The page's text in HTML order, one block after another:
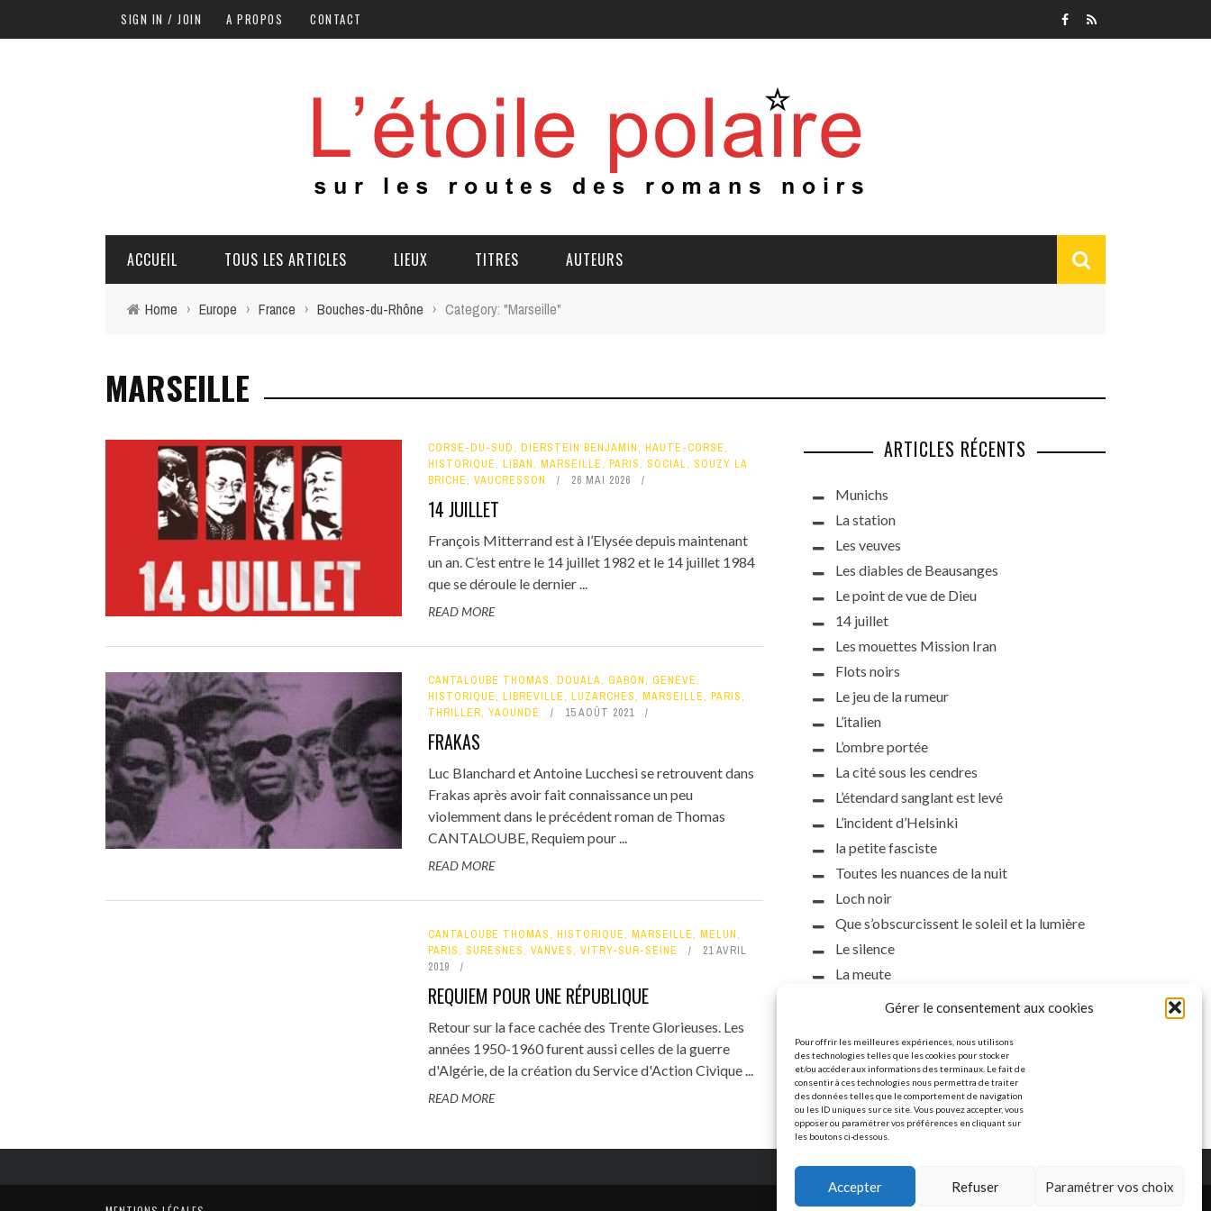
Gérer le consentement aux cookies
Pour offrir les meilleures expériences, nous utilisons
des technologies telles que les cookies pour stocker
et/ou accéder aux informations des terminaux. Le fait de
consentir à ces technologies nous permettra de traiter
des données telles que le comportement de navigation
ou les ID uniques sur ce site. Vous pouvez accepter, vous
opposer ou paramétrer vos préférences en cliquant sur
les boutons ci-dessous.
Accepter Refuser Paramétrer vos choix
SIGN IN / JOIN A PROPOS CONTACT
ACCUEIL TOUS LES ARTICLES LIEUX TITRES AUTEURS
Home › Europe › France › Bouches-du-Rhône › Category: "Marseille"
MARSEILLE
CORSE-DU-SUD, DIERSTEIN BENJAMIN, HAUTE-CORSE,
HISTORIQUE, LIBAN, MARSEILLE, PARIS, SOCIAL, SOUZY LA
BRICHE, VAUCRESSON 26 MAI 2026
14 JUILLET
François Mitterrand est à l’Elysée depuis maintenant
un an. C’est entre le 14 juillet 1982 et le 14 juillet 1984
que se déroule le dernier ...
READ MORE
CANTALOUBE THOMAS, DOUALA, GABON, GENÈVE,
HISTORIQUE, LIBREVILLE, LUZARCHES, MARSEILLE, PARIS,
THRILLER, YAOUNDÉ 15 AOÛT 2021
FRAKAS
Luc Blanchard et Antoine Lucchesi se retrouvent dans
Frakas après avoir fait connaissance un peu
violemment dans le précédent roman de Thomas
CANTALOUBE, Requiem pour ...
READ MORE
CANTALOUBE THOMAS, HISTORIQUE, MARSEILLE, MELUN,
PARIS, SURESNES, VANVES, VITRY-SUR-SEINE
21 AVRIL
2019
REQUIEM POUR UNE RÉPUBLIQUE
Retour sur la face cachée des Trente Glorieuses. Les
années 1950-1960 furent aussi celles de la guerre
d'Algérie, de la création du Service d'Action Civique ...
READ MORE
ARTICLES RÉCENTS
Munichs
La station
Les veuves
Les diables de Beausanges
Le point de vue de Dieu
14 juillet
Les mouettes Mission Iran
Flots noirs
Le jeu de la rumeur
L’italien
L’ombre portée
La cité sous les cendres
L’étendard sanglant est levé
L’incident d’Helsinki
la petite fasciste
Toutes les nuances de la nuit
Loch noir
Que s’obscurcissent le soleil et la lumière
Le silence
La meute